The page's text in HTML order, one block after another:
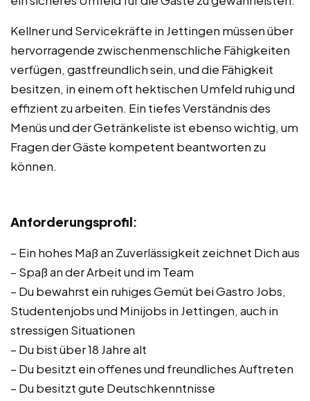
Kellner und Servicekräfte in Jettingen müssen über
hervorragende zwischenmenschliche Fähigkeiten
verfügen, gastfreundlich sein, und die Fähigkeit
besitzen, in einem oft hektischen Umfeld ruhig und
effizient zu arbeiten. Ein tiefes Verständnis des
Menüs und der Getränkeliste ist ebenso wichtig, um
Fragen der Gäste kompetent beantworten zu
können.
Anforderungsprofil:
– Ein hohes Maß an Zuverlässigkeit zeichnet Dich aus
– Spaß an der Arbeit und im Team
– Du bewahrst ein ruhiges Gemüt bei Gastro Jobs,
Studentenjobs und Minijobs in Jettingen, auch in
stressigen Situationen
– Du bist über 18 Jahre alt
– Du besitzt ein offenes und freundliches Auftreten
– Du besitzt gute Deutschkenntnisse